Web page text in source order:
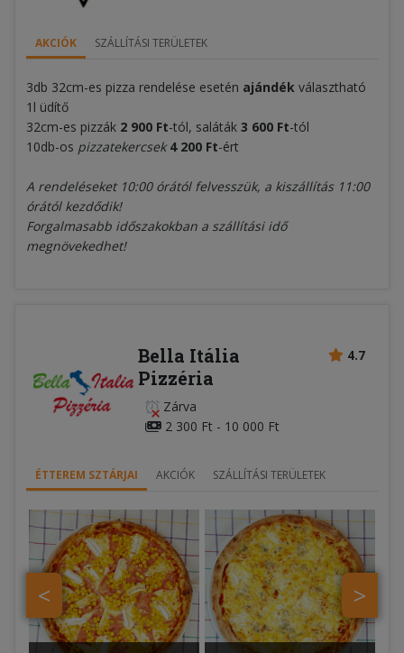
AKCIÓK SZÁLLÍTÁSI TERÜLETEK
3db 32cm-es pizza rendelése esetén ajándék választható
1l üdítő
32cm-es pizzák 2 900 Ft-tól, saláták 3 600 Ft-tól
10db-os pizzatekercsek 4 200 Ft-ért
A rendeléseket 10:00 órától felvesszük, a kiszállítás 11:00
órától kezdődik!
Forgalmasabb időszakokban a szállítási idő
megnövekedhet!
4.7
Bella Itália
Pizzéria
Zárva
2 300 Ft - 10 000 Ft
ÉTTEREM SZTÁRJAI AKCIÓK SZÁLLÍTÁSI TERÜLETEK
>
<